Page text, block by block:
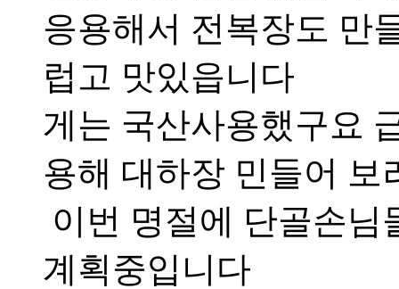
응용해서 전복장도 만
럽고 맛있읍니다
게는 국산사용했구요
용해 대하장 민들어 보
이번 명절에 단골손님
계획중입니다